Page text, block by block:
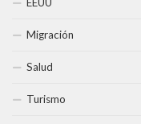
EEUU
Migración
Salud
Turismo